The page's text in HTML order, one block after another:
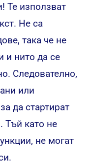
Те използват
Не са
така че не
и нито да се
Следователно,
или
да стартират
Тъй като не
не могат